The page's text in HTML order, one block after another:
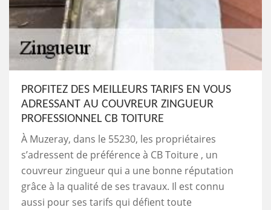
PROFITEZ DES MEILLEURS TARIFS EN VOUS
ADRESSANT AU COUVREUR ZINGUEUR
PROFESSIONNEL CB TOITURE
À Muzeray, dans le 55230, les propriétaires
s’adressent de préférence à CB Toiture , un
couvreur zingueur qui a une bonne réputation
grâce à la qualité de ses travaux. Il est connu
aussi pour ses tarifs qui défient toute